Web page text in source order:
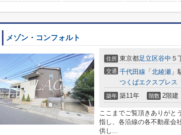
メゾン・コンフォルト
住所 東京都足立区谷中 ５
交通 千代田線 「 北綾瀬 」
つくばエクスプレス
築年 築11年 階数 2階建
ここまでご覧頂きありがと
指し、各沿線の各不動産会
供し...